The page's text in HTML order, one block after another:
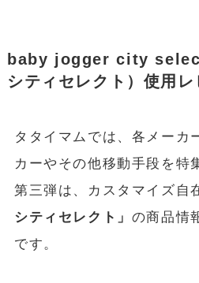
baby jogger city
シティセレクト）使用レ
タタイマムでは、各メーカ
カーやその他移動手段を特
第三弾は、カスタマイズ自
シティセレクト」 の商品情
です。